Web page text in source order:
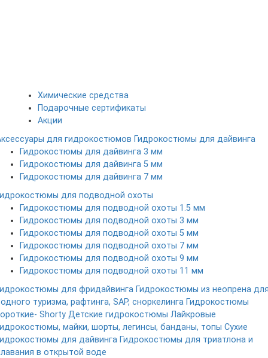
Химические средства
Подарочные сертификаты
Акции
для гидрокостюмов Гидрокостюмы для дайвинга
Гидрокостюмы для дайвинга 3 мм
Гидрокостюмы для дайвинга 5 мм
Гидрокостюмы для дайвинга 7 мм
для подводной охоты
Гидрокостюмы для подводной охоты 1.5 мм
Гидрокостюмы для подводной охоты 3 мм
Гидрокостюмы для подводной охоты 5 мм
Гидрокостюмы для подводной охоты 7 мм
Гидрокостюмы для подводной охоты 9 мм
Гидрокостюмы для подводной охоты 11 мм
для фридайвинга Гидрокостюмы из неопрена
туризма, рафтинга, SAP, сноркелинга Гидрокостюмы
Shorty Детские гидрокостюмы Лайкровые
майки, шорты, легинсы, банданы, топы Сухие
для дайвинга Гидрокостюмы для триатлона и
в открытой воде